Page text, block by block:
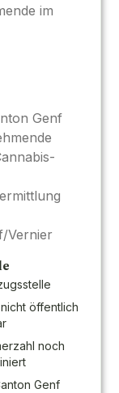
im
Genf
Vernier
öffentlich
noch
Genf